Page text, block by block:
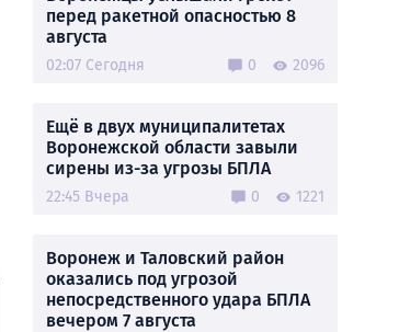
перед ракетной опасностью 8
августа
02:07 Сегодня 0 2096
Ещё в двух муниципалитетах
Воронежской области завыли
сирены из-за угрозы БПЛА
22:45 Вчера 0 1221
Воронеж и Таловский район
оказались под угрозой
непосредственного удара БПЛА
вечером 7 августа